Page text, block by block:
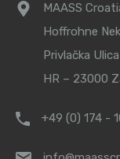
MAASS
Hoffrohne
Privlačka
HR – 23000
+49 (0) 174 -